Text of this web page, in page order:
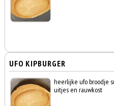
UFO KIPBURGER
heerlijke ufo broodje
uitjes en rauwkost